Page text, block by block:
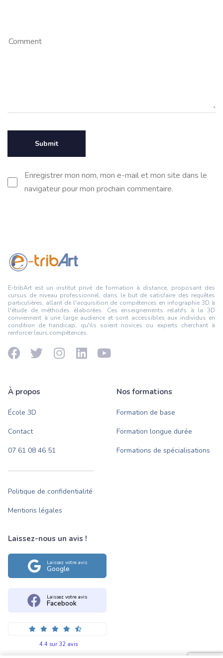
Enregistrer mon nom, mon e-mail et mon site dans le
navigateur pour mon prochain commentaire.
E-tribArt est un institut privé de formation à distance, proposant des
cursus de niveau professionnel, dans le but de satisfaire des requêtes
particulières, allant de l'acquisition de compétences en infographie 3D à
l'étude de méthodes élaborées. Ces enseignements relatifs à la 3D
conviennent à une large audience et sont accessibles aux individus en
condition de handicap, qu'ils soient novices ou experts cherchant à
renforcer leurs compétences.
À propos
École 3D
Contact
07 61 08 46 51
Politique de confidentialité
Mentions légales
Nos formations
Formation de base
Formation longue durée
Formations de spécialisations
Laissez-nous un avis !
Laissez votre avis
Google
Laissez votre avis
Facebook
4.4 sur 32 avis